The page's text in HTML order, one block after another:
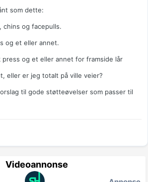
som dette:
chins og facepulls.
og et eller annet.
press og et eller annet for framside lår
eller er jeg totalt på ville veier?
til gode støtteøvelser som passer til
Videoannonse